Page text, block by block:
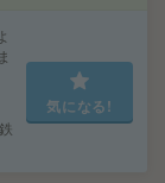
気になる!